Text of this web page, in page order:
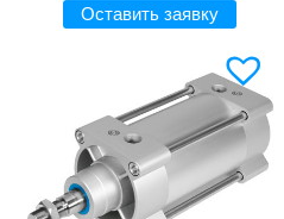
Оставить заявку